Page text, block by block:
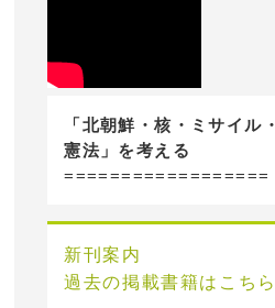
「北朝鮮・核・ミサイル・
憲法」を考える
==================
新刊案内
過去の掲載書籍はこちら